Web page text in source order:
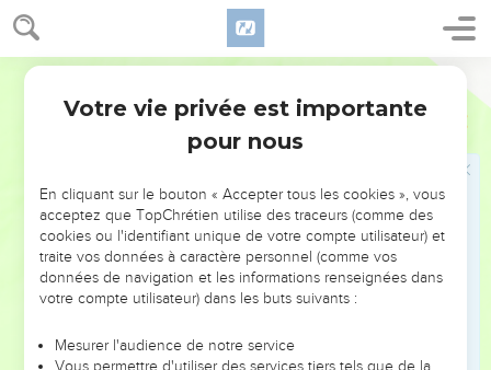
1 Samuel 15
regret.
30 Saül dit encore : J’ai péché ! Maintenant, je te prie,
Israël ; reviens avec moi, et je me prosternerai devant
l’Éternel.
Puis Samuel dit : Amenez-moi Agag, roi d’Amalec. Et Agag
s’avança vers lui d’un air joyeux ; il (se) disait : Certainement,
l’amertume de la mort est écartée.
de leurs enfants, ainsi ta mère entre les femmes sera privée
Votre vie privée est importante
pour nous
En cliquant sur le bouton « Accepter tous les cookies », vous
acceptez que TopChrétien utilise des traceurs (comme des
cookies ou l'identifiant unique de votre compte utilisateur) et
traite vos données à caractère personnel (comme vos
données de navigation et les informations renseignées dans
votre compte utilisateur) dans les buts suivants :
Mesurer l'audience de notre service
Vous permettre d'utiliser des services tiers tels que de la